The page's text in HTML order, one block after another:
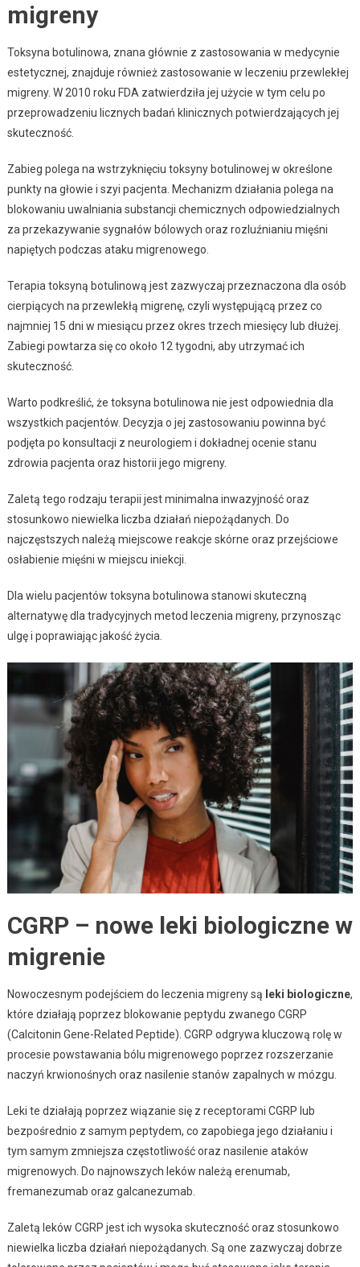
migreny
Toksyna botulinowa, znana głównie z zastosowania w medycynie
estetycznej, znajduje również zastosowanie w leczeniu przewlekłej
migreny. W 2010 roku FDA zatwierdziła jej użycie w tym celu po
przeprowadzeniu licznych badań klinicznych potwierdzających jej
skuteczność.
Zabieg polega na wstrzyknięciu toksyny botulinowej w określone
punkty na głowie i szyi pacjenta. Mechanizm działania polega na
blokowaniu uwalniania substancji chemicznych odpowiedzialnych
za przekazywanie sygnałów bólowych oraz rozluźnianiu mięśni
napiętych podczas ataku migrenowego.
Terapia toksyną botulinową jest zazwyczaj przeznaczona dla osób
cierpiących na przewlekłą migrenę, czyli występującą przez co
najmniej 15 dni w miesiącu przez okres trzech miesięcy lub dłużej.
Zabiegi powtarza się co około 12 tygodni, aby utrzymać ich
skuteczność.
Warto podkreślić, że toksyna botulinowa nie jest odpowiednia dla
wszystkich pacjentów. Decyzja o jej zastosowaniu powinna być
podjęta po konsultacji z neurologiem i dokładnej ocenie stanu
zdrowia pacjenta oraz historii jego migreny.
Zaletą tego rodzaju terapii jest minimalna inwazyjność oraz
stosunkowo niewielka liczba działań niepożądanych. Do
najczęstszych należą miejscowe reakcje skórne oraz przejściowe
osłabienie mięśni w miejscu iniekcji.
Dla wielu pacjentów toksyna botulinowa stanowi skuteczną
alternatywę dla tradycyjnych metod leczenia migreny, przynosząc
ulgę i poprawiając jakość życia.
CGRP – nowe leki biologiczne w
migrenie
Nowoczesnym podejściem do leczenia migreny są leki biologiczne,
które działają poprzez blokowanie peptydu zwanego CGRP
(Calcitonin Gene-Related Peptide). CGRP odgrywa kluczową rolę w
procesie powstawania bólu migrenowego poprzez rozszerzanie
naczyń krwionośnych oraz nasilenie stanów zapalnych w mózgu.
Leki te działają poprzez wiązanie się z receptorami CGRP lub
bezpośrednio z samym peptydem, co zapobiega jego działaniu i
tym samym zmniejsza częstotliwość oraz nasilenie ataków
migrenowych. Do najnowszych leków należą erenumab,
fremanezumab oraz galcanezumab.
Zaletą leków CGRP jest ich wysoka skuteczność oraz stosunkowo
niewielka liczba działań niepożądanych. Są one zazwyczaj dobrze